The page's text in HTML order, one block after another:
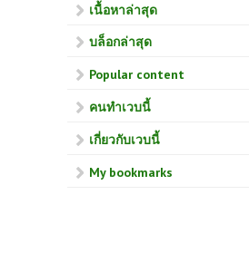
เนื้อหาล่าสุด
บล็อกล่าสุด
Popular content
คนทำเวบนี้
เกี่ยวกับเวบนี้
My bookmarks